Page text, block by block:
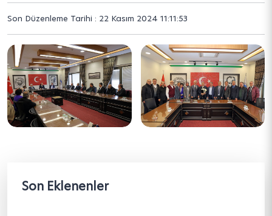
Son Düzenleme Tarihi : 22 Kasım 2024 11:11:53
Son Eklenenler